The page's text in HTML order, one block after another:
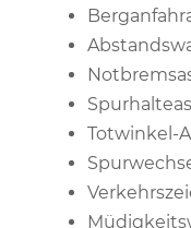
Totwinkel-